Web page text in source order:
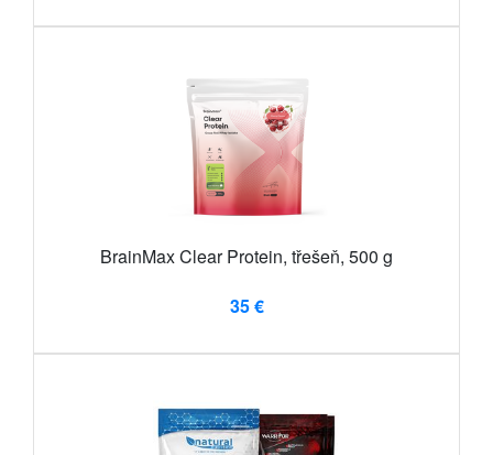
BrainMax Clear Protein, třešeň, 500 g
35 €